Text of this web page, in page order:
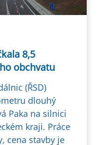
8,5
obchvatu
(ŘSD)
dlouhý
Paka na silnici
kraji. Práce
cena stavby je